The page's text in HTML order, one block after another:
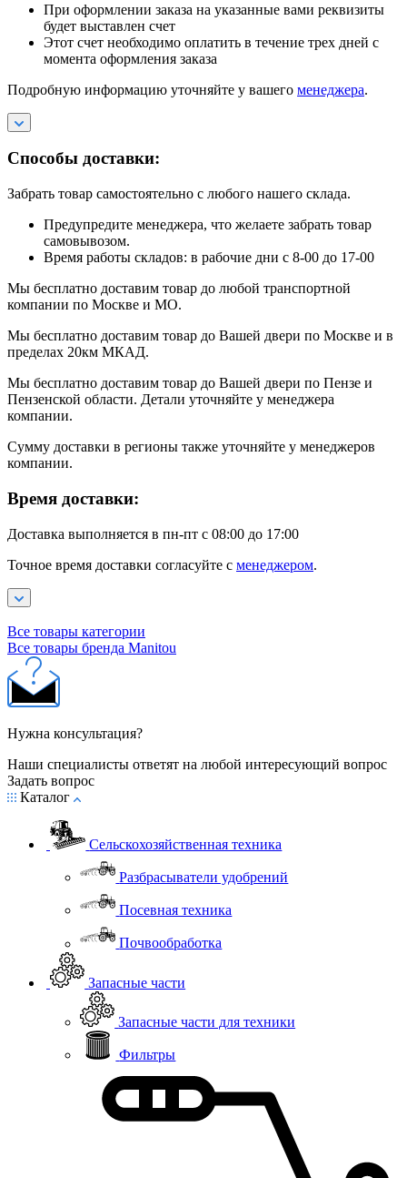
При оформлении заказа на указанные вами реквизиты
будет выставлен счет
Этот счет необходимо оплатить в течение трех дней с
момента оформления заказа
Подробную информацию уточняйте у вашего менеджера.
Способы доставки:
Забрать товар самостоятельно с любого нашего склада.
Предупредите менеджера, что желаете забрать товар
самовывозом.
Время работы складов: в рабочие дни с 8-00 до 17-00
Мы бесплатно доставим товар до любой транспортной
компании по Москве и МО.
Мы бесплатно доставим товар до Вашей двери по Москве и в
пределах 20км МКАД.
Мы бесплатно доставим товар до Вашей двери по Пензе и
Пензенской области. Детали уточняйте у менеджера
компании.
Сумму доставки в регионы также уточняйте у менеджеров
компании.
Время доставки:
Доставка выполняется в пн-пт с 08:00 до 17:00
Точное время доставки согласуйте с менеджером.
Все товары категории
Все товары бренда Manitou
Нужна консультация?
Наши специалисты ответят на любой интересующий вопрос
Задать вопрос
Каталог
Сельскохозяйственная техника
Разбрасыватели удобрений
Посевная техника
Почвообработка
Запасные части
Запасные части для техники
Фильтры